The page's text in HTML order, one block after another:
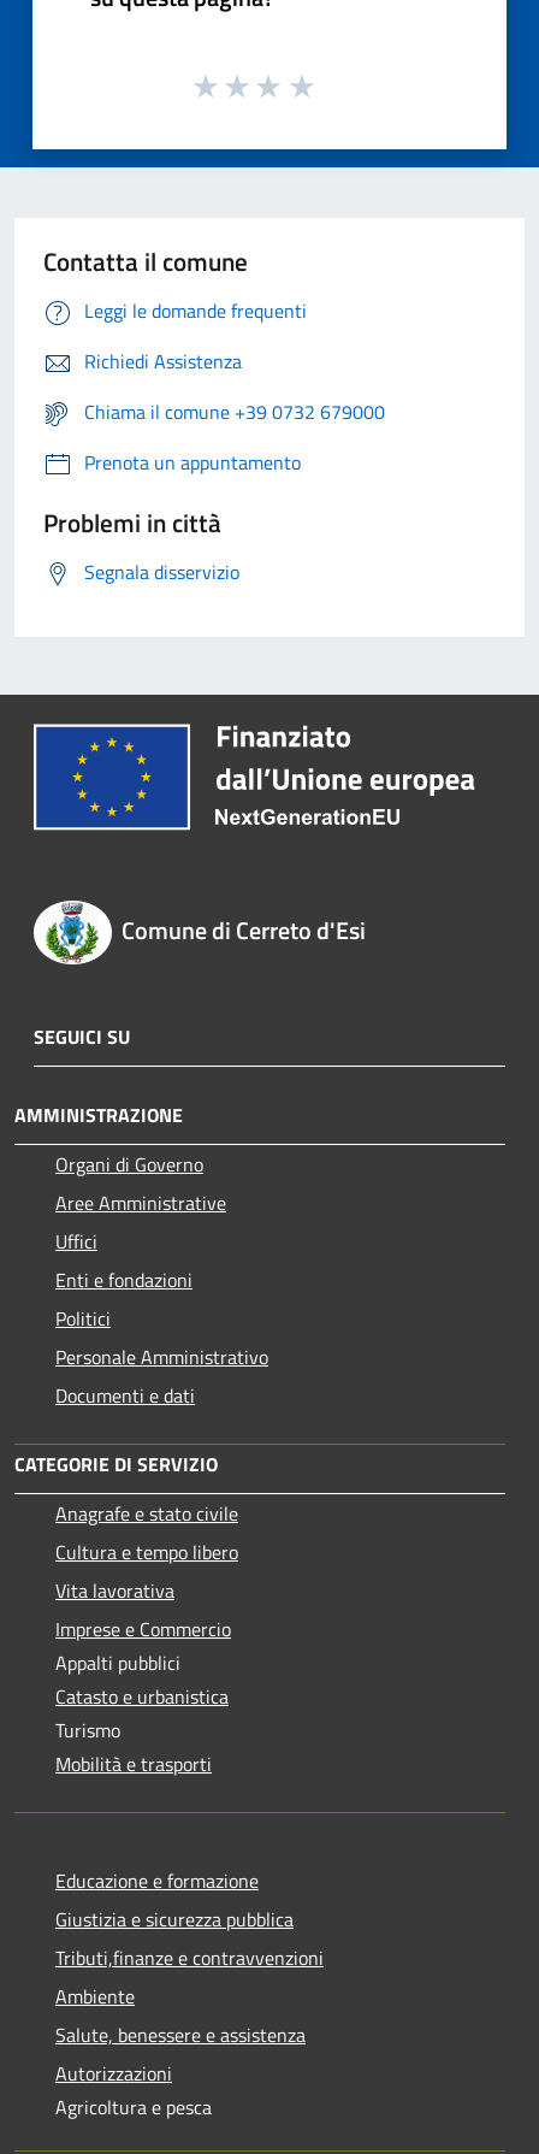
Contatta il comune
Leggi le domande frequenti
Richiedi Assistenza
Chiama il comune +39 0732 679000
Prenota un appuntamento
Problemi in città
Segnala disservizio
Comune di Cerreto d'Esi
SEGUICI SU
AMMINISTRAZIONE
Organi di Governo
Aree Amministrative
Uffici
Enti e fondazioni
Politici
Personale Amministrativo
Documenti e dati
CATEGORIE DI SERVIZIO
Anagrafe e stato civile
Cultura e tempo libero
Vita lavorativa
Imprese e Commercio
Appalti pubblici
Catasto e urbanistica
Turismo
Mobilità e trasporti
Educazione e formazione
Giustizia e sicurezza pubblica
Tributi,finanze e contravvenzioni
Ambiente
Salute, benessere e assistenza
Autorizzazioni
Agricoltura e pesca